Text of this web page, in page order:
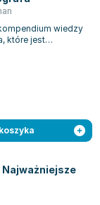
wiedzy
które jest
f...